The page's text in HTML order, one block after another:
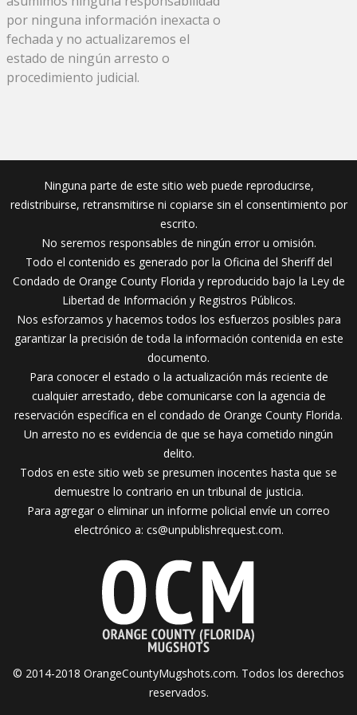
por ninguna información inexacta o
fechada y no actualizaremos el
estado de ningún arresto o
procedimiento judicial.
Ninguna parte de este sitio web puede reproducirse,
redistribuirse, retransmitirse ni copiarse sin el consentimiento por
escrito.
No seremos responsables de ningún error u omisión.
Todo el contenido es generado por la Oficina del Sheriff del
Condado de Orange County Florida y reproducido bajo la Ley de
Libertad de Información y Registros Públicos.
Nos esforzamos y hacemos todos los esfuerzos posibles para
garantizar la precisión de toda la información contenida en este
documento.
Para conocer el estado o la actualización más reciente de
cualquier arrestado, debe comunicarse con la agencia de
reservación específica en el condado de Orange County Florida.
Un arresto no es evidencia de que se haya cometido ningún
delito.
Todos en este sitio web se presumen inocentes hasta que se
demuestre lo contrario en un tribunal de justicia.
Para agregar o eliminar un informe policial envíe un correo
electrónico a: cs@unpublishrequest.com.
© 2014-2018 OrangeCountyMugshots.com. Todos los derechos
reservados.